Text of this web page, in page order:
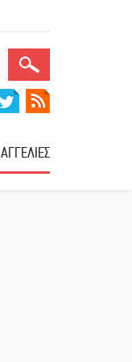
ΑΓΓΕΛΙΕΣ